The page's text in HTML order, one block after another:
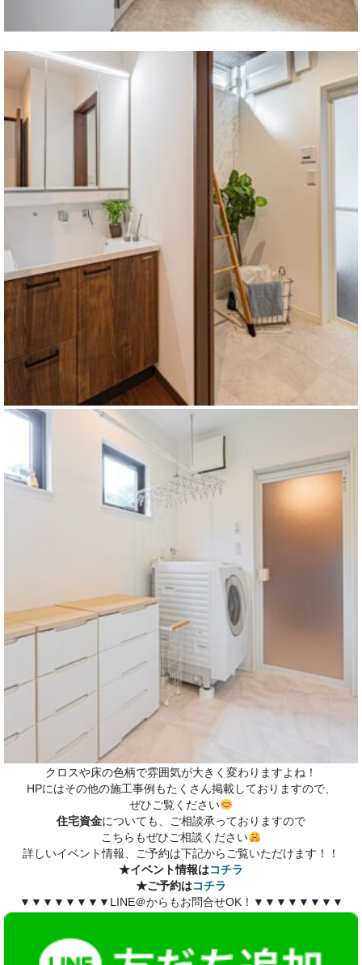
クロスや床の色柄で雰囲気が大きく変わりますよね！
HPにはその他の施工事例もたくさん掲載しておりますので、
ぜひご覧ください
住宅資金についても、ご相談承っておりますので
こちらもぜひご相談ください
詳しいイベント情報、ご予約は下記からご覧いただけます！！
★イベント情報はコチラ
★ご予約はコチラ
▼▼▼▼▼▼▼▼LINE＠からもお問合せOK！▼▼▼▼▼▼▼▼